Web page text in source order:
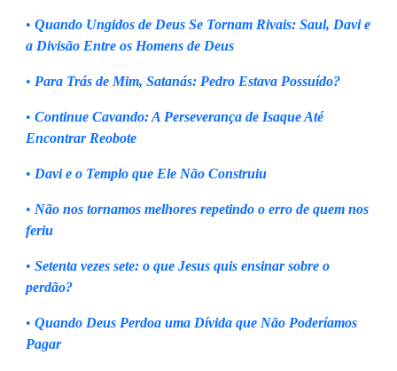
• Quando Ungidos de Deus Se Tornam Rivais: Saul, Davi e
a Divisão Entre os Homens de Deus
• Para Trás de Mim, Satanás: Pedro Estava Possuído?
• Continue Cavando: A Perseverança de Isaque Até
Encontrar Reobote
• Davi e o Templo que Ele Não Construiu
• Não nos tornamos melhores repetindo o erro de quem nos
feriu
• Setenta vezes sete: o que Jesus quis ensinar sobre o
perdão?
• Quando Deus Perdoa uma Dívida que Não Poderíamos
Pagar